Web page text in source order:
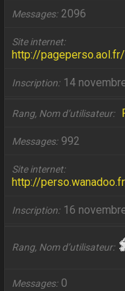
Messages 2096
Site internet
http://
Inscription 14
Rang, Nom d’utilisateur
Messages 992
Site internet
http://
Inscription 16
Rang, Nom d’utilisateur
Messages 0